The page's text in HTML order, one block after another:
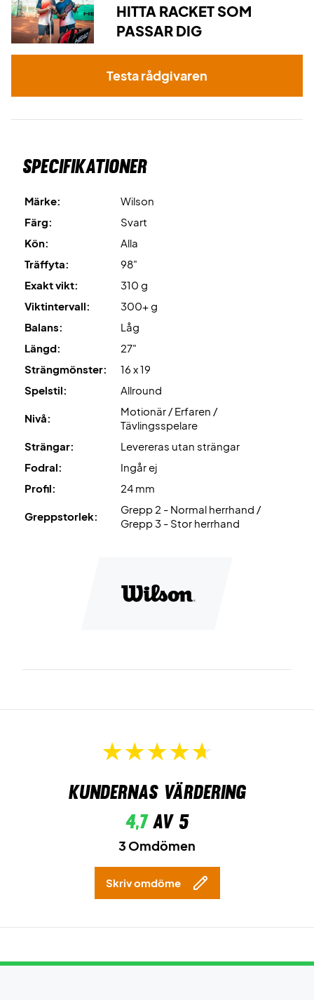
strängning med Wilson Revolve, som du också kan få i olika
storlekar och färger. Vi rekommenderar även att du
HITTA RACKET SOM
PASSAR DIG
Testa rådgivaren
Specifikationer
Märke:
Wilson
Färg:
Svart
Kön:
Alla
Träffyta:
98"
Exakt vikt:
310 g
Viktintervall:
300+ g
Balans:
Låg
Längd:
27"
Strängmönster:
16 x 19
Spelstil:
Allround
Nivå:
Motionär / Erfaren /
Tävlingsspelare
Strängar:
Levereras utan strängar
Fodral:
Ingår ej
Profil:
24 mm
Greppstorlek:
Grepp 2 - Normal herrhand /
Grepp 3 - Stor herrhand
Kundernas värdering
4,7av 5
3 Omdömen
Skriv omdöme